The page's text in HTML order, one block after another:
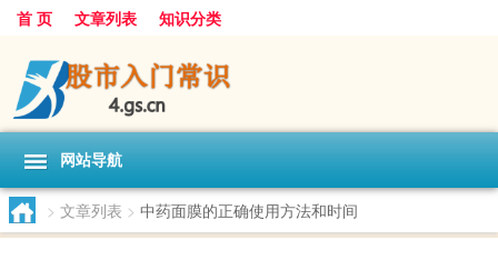
首 页 文章列表 知识分类
网站导航
> 文章列表 > 中药面膜的正确使用方法和时间